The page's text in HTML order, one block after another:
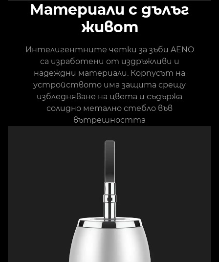
Материали с дълъг
живот
Интелигентните четки за зъби AENO
са изработени от издръжливи и
надеждни материали. Корпусът на
устройството има защита срещу
избледняване на цвета и съдържа
солидно метално стебло във
вътрешността